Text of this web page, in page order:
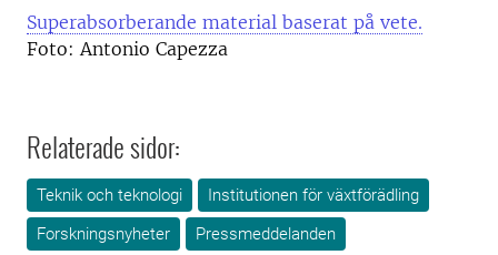
Superabsorberande material baserat på vete.
Foto: Antonio Capezza
Relaterade sidor:
Teknik och teknologi
Institutionen för växtförädling
Forskningsnyheter
Pressmeddelanden